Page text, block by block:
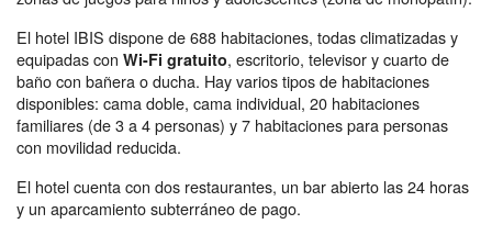
El hotel IBIS dispone de 688 habitaciones, todas climatizadas y
equipadas con Wi-Fi gratuito, escritorio, televisor y cuarto de
baño con bañera o ducha. Hay varios tipos de habitaciones
disponibles: cama doble, cama individual, 20 habitaciones
familiares (de 3 a 4 personas) y 7 habitaciones para personas
con movilidad reducida.
El hotel cuenta con dos restaurantes, un bar abierto las 24 horas
y un aparcamiento subterráneo de pago.